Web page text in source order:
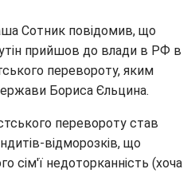
Сотник повідомив, що
прийшов до влади в РФ в
перевороту, яким
Бориса Єльцина.
перевороту став
відморозків, що
сім'ї недоторканність (хоча